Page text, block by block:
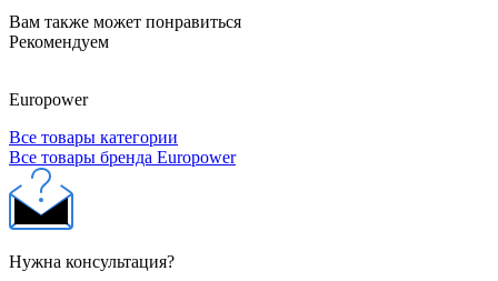
Вам также может понравиться
Рекомендуем
Europower
Все товары категории
Все товары бренда Europower
Нужна консультация?